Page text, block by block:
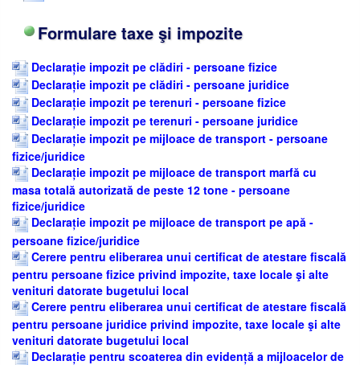
Formulare taxe şi impozite
Declarație impozit pe clădiri - persoane fizice
Declarație impozit pe clădiri - persoane juridice
Declarație impozit pe terenuri - persoane fizice
Declarație impozit pe terenuri - persoane juridice
Declarație impozit pe mijloace de transport - persoane
fizice/juridice
Declarație impozit pe mijloace de transport marfă cu
masa totală autorizată de peste 12 tone - persoane
fizice/juridice
Declarație impozit pe mijloace de transport pe apă -
persoane fizice/juridice
Cerere pentru eliberarea unui certificat de atestare fiscală
pentru persoane fizice privind impozite, taxe locale şi alte
venituri datorate bugetului local
Cerere pentru eliberarea unui certificat de atestare fiscală
pentru persoane juridice privind impozite, taxe locale şi alte
venituri datorate bugetului local
Declarație pentru scoaterea din evidență a mijloacelor de